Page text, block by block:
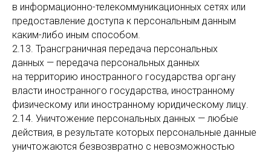
в информационно-телекоммуникационных сетях или
предоставление доступа к персональным данным
каким-либо иным способом.
2.13. Трансграничная передача персональных
данных — передача персональных данных
на территорию иностранного государства органу
власти иностранного государства, иностранному
физическому или иностранному юридическому лицу.
2.14. Уничтожение персональных данных — любые
действия, в результате которых персональные данные
уничтожаются безвозвратно с невозможностью